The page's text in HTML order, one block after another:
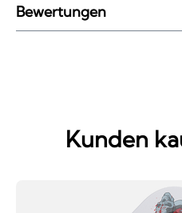
Bewertungen
Kunden